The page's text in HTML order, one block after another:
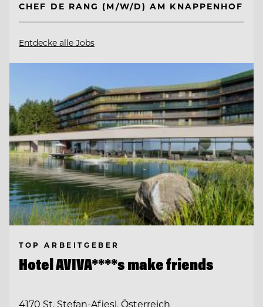
CHEF DE RANG (M/W/D) AM KNAPPENHOF
Entdecke alle Jobs
TOP ARBEITGEBER
Hotel AVIVA****s make friends
4170 St. Stefan-Afiesl, Österreich